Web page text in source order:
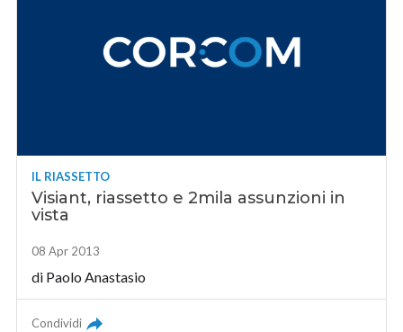
IL RIASSETTO
Visiant, riassetto e 2mila assunzioni in
vista
08 Apr 2013
di Paolo Anastasio
Condividi